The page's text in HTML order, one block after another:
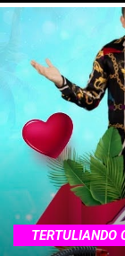
TERTULIANDO